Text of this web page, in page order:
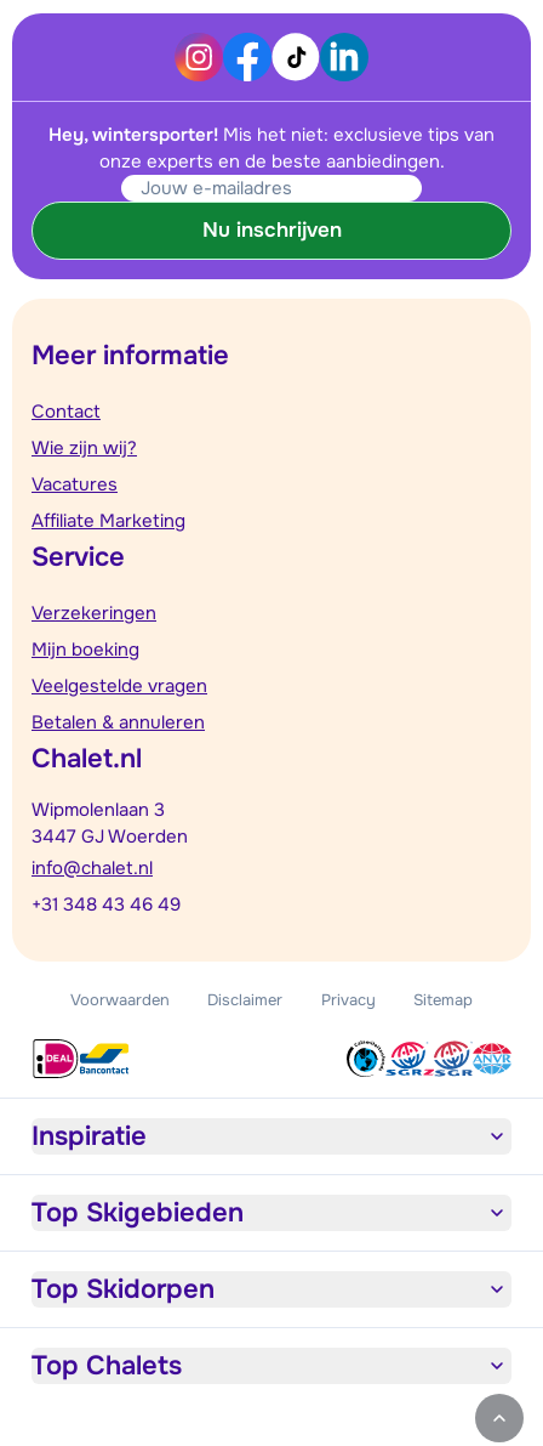
Hey, wintersporter! Mis het niet: exclusieve tips van
onze experts en de beste aanbiedingen.
Nu inschrijven
Meer informatie
Contact
Wie zijn wij?
Vacatures
Affiliate Marketing
Service
Verzekeringen
Mijn boeking
Veelgestelde vragen
Betalen & annuleren
Chalet.nl
Wipmolenlaan 3
3447 GJ Woerden
info@chalet.nl
+31 348 43 46 49
Voorwaarden Disclaimer Privacy Sitemap
Inspiratie
Top Skigebieden
Top Skidorpen
Top Chalets